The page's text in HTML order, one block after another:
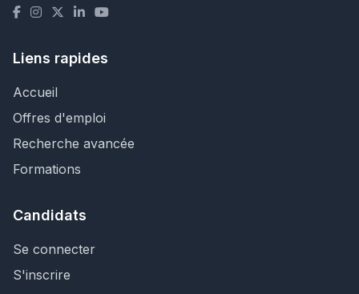
Liens rapides
Accueil
Offres d'emploi
Recherche avancée
Formations
Candidats
Se connecter
S'inscrire